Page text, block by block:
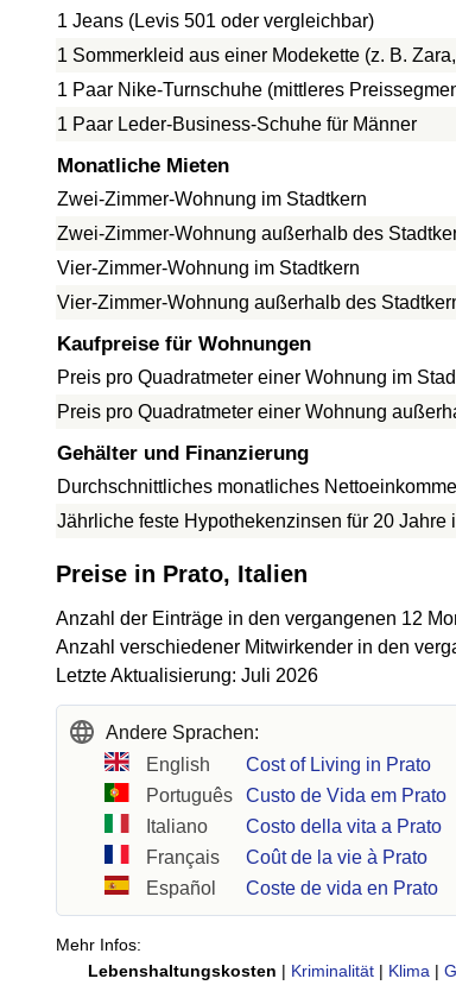
1 Jeans (Levis 501 oder vergleichbar)
1 Sommerkleid aus einer Modekette (z. B.
1 Paar Nike-Turnschuhe (mittleres
1 Paar Leder-Business-Schuhe für Männer
Monatliche Mieten
Zwei-Zimmer-Wohnung im Stadtkern
Zwei-Zimmer-Wohnung außerhalb des
Vier-Zimmer-Wohnung im Stadtkern
Vier-Zimmer-Wohnung außerhalb des
Kaufpreise für Wohnungen
Preis pro Quadratmeter einer Wohnung im
Preis pro Quadratmeter einer Wohnung
Gehälter und Finanzierung
Durchschnittliches monatliches
Jährliche feste Hypothekenzinsen für 20 Jahre
Preise in Prato, Italien
Anzahl der Einträge in den vergangenen 12
Anzahl verschiedener Mitwirkender in den
Letzte Aktualisierung: Juli 2026
Andere Sprachen:
English
Cost of Living in Prato
Português
Custo de Vida em Prato
Italiano
Costo della vita a Prato
Français
Coût de la vie à Prato
Español
Coste de vida en Prato
Mehr Infos:
Lebenshaltungskosten | Kriminalität | Klima |